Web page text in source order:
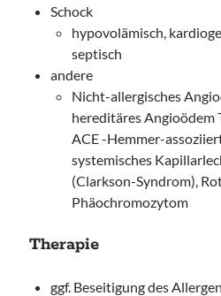
Schock
hypovolämisch,
septisch
andere
Nicht-allergisches
hereditäres Angioödem
ACE -Hemmer-
systemisches
(Clarkson-Syndrom),
Phäochromozytom
Therapie
ggf. Beseitigung des